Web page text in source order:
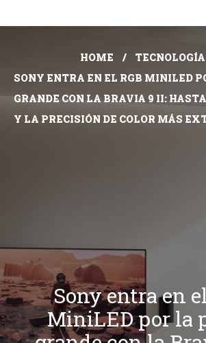
HOME
TECNOLOGÍA
SONY ENTRA EN EL RGB MINILED
GRANDE CON LA BRAVIA 9 II:
Y LA PRECISIÓN DE COLOR MÁS
Sony entra en
MiniLED por la